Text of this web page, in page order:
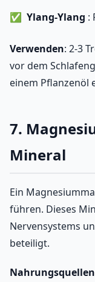
Ylang-Ylang :
Verwenden: 2-3
vor dem
einem Pflanzenöl
7.
Mineral
Ein
führen. Dieses
Nervensystems
beteiligt.
Nahrungsquellen